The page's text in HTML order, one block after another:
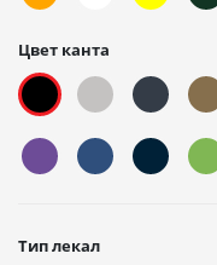
Цвет канта
Тип лекал